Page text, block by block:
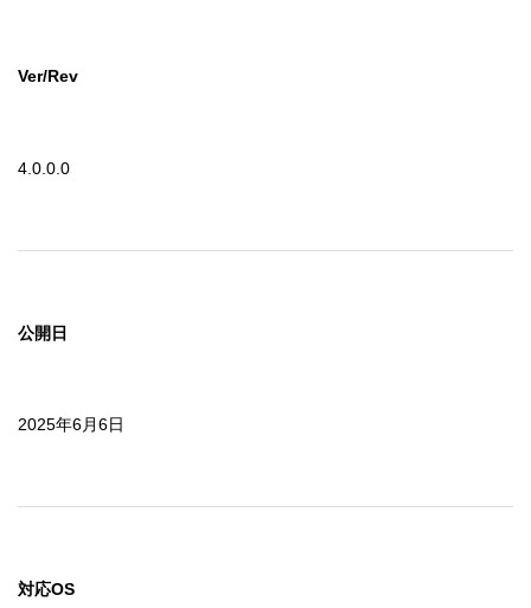
Ver/Rev
4.0.0.0
公開日
2025年6月6日
対応OS